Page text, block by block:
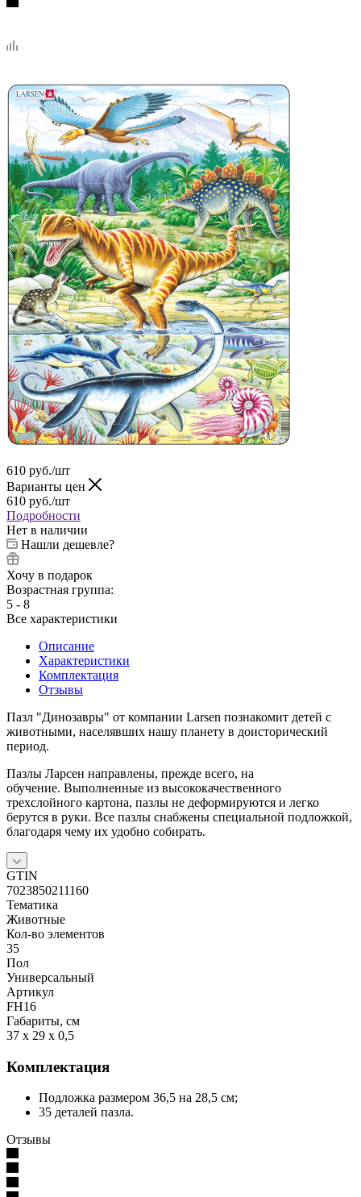
610 руб./шт
Варианты цен
610 руб./шт
Подробности
Нет в наличии
Нашли дешевле?
Хочу в подарок
Возрастная группа:
5 - 8
Все характеристики
Описание
Характеристики
Комплектация
Отзывы
Пазл "Динозавры" от компании Larsen познакомит детей с
животными, населявших нашу планету в доисторический
период.
Пазлы Ларсен направлены, прежде всего, на
обучение. Выполненные из высококачественного
трехслойного картона, пазлы не деформируются и легко
берутся в руки. Все пазлы снабжены специальной подложкой,
благодаря чему их удобно собирать.
GTIN
7023850211160
Тематика
Животные
Кол-во элементов
35
Пол
Универсальный
Артикул
FH16
Габариты, см
37 x 29 x 0,5
Комплектация
Подложка размером 36,5 на 28,5 см;
35 деталей пазла.
Отзывы